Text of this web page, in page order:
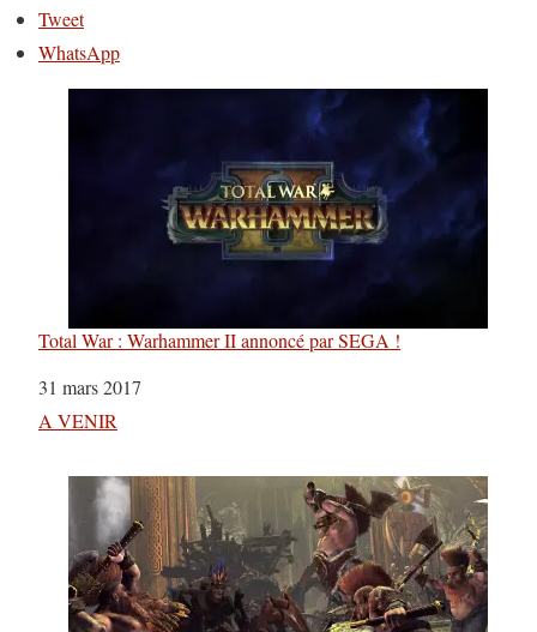
Tweet
WhatsApp
Total War : Warhammer II annoncé par SEGA !
Date
31 mars 2017
Par rapport à
A VENIR